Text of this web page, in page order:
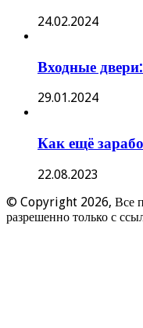
24.02.2024
Входные
29.01.2024
Как ещё
22.08.2023
© Copyright 2026, Все
разрешенно только с